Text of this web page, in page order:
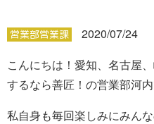
営業部営業課
2020/07/24
こんにちは！愛知、名古屋
するなら善匠！の営業部河内
私自身も毎回楽しみにみん